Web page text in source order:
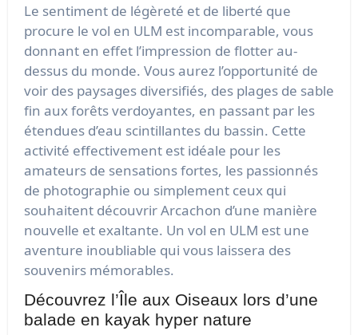
Le sentiment de légèreté et de liberté que
procure le vol en ULM est incomparable, vous
donnant en effet l’impression de flotter au-
dessus du monde. Vous aurez l’opportunité de
voir des paysages diversifiés, des plages de sable
fin aux forêts verdoyantes, en passant par les
étendues d’eau scintillantes du bassin. Cette
activité effectivement est idéale pour les
amateurs de sensations fortes, les passionnés
de photographie ou simplement ceux qui
souhaitent découvrir Arcachon d’une manière
nouvelle et exaltante. Un vol en ULM est une
aventure inoubliable qui vous laissera des
souvenirs mémorables.
Découvrez l’Île aux Oiseaux lors d’une
balade en kayak hyper nature